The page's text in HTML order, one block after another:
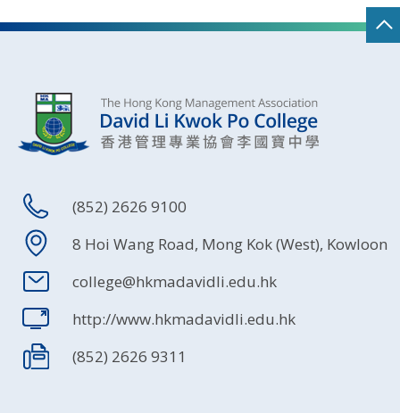
(852) 2626 9100
8 Hoi Wang Road, Mong Kok (West), Kowloon
college@hkmadavidli.edu.hk
http://www.hkmadavidli.edu.hk
(852) 2626 9311